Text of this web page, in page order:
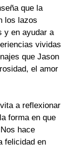
que la
los lazos
y en ayudar a
vividas
que Jason
el amor
a reflexionar
forma en que
hace
felicidad en